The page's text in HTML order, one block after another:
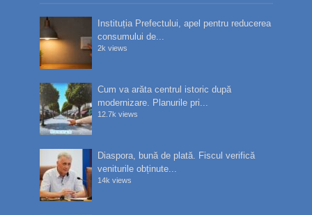
Instituția Prefectului, apel pentru reducerea
consumului de...
2k views
Cum va arăta centrul istoric după
modernizare. Planurile pri...
12.7k views
Diaspora, bună de plată. Fiscul verifică
veniturile obținute...
14k views